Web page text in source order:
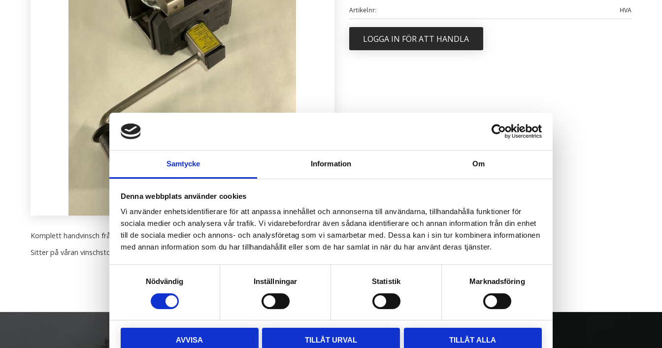
Samtycke Information Om
Denna webbplats använder cookies
Vi använder enhetsidentifierare för att anpassa innehållet och annonserna till användarna, tillhandahålla funktioner för
sociala medier och analysera vår trafik. Vi vidarebefordrar även sådana identifierare och annan information från din enhet
till de sociala medier och annons- och analysföretag som vi samarbetar med. Dessa kan i sin tur kombinera informationen
med annan information som du har tillhandahållit eller som de har samlat in när du har använt deras tjänster.
Nödvändig
Inställningar Statistik Marknadsföring
AVVISA TILLÅT URVAL TILLÅT ALLA
Artikelnr HVA
LOGGA IN FÖR ATT HANDLA
Komplett handvinsch från Alko.
Sitter på våran vinschstolpe FL4003, som är ett tillbehör till flakvagnar.